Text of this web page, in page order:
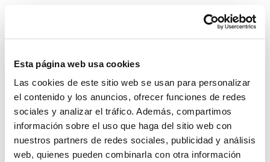
Esta página web usa cookies
Las cookies de este sitio web se usan para personalizar
el contenido y los anuncios, ofrecer funciones de redes
sociales y analizar el tráfico. Además, compartimos
información sobre el uso que haga del sitio web con
nuestros partners de redes sociales, publicidad y análisis
web, quienes pueden combinarla con otra información
Presentaciones
POLÍTICA DE COOKIES
CANAL DE INFORMACIÓN